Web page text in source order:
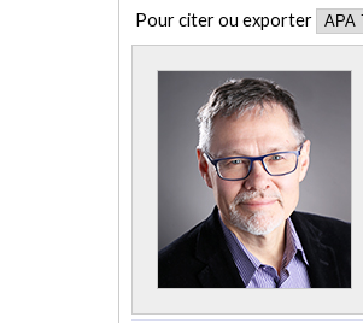
Pour citer ou exporter